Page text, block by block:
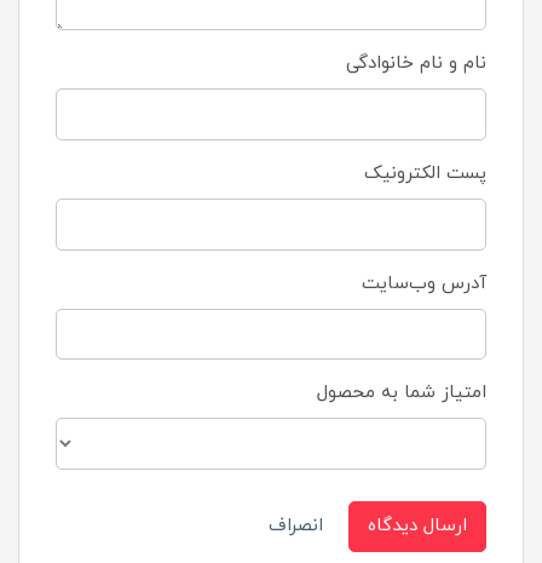
نام و نام خانوادگی
پست الکترونیک
آدرس وب‌سایت
امتیاز شما به محصول
ارسال دیدگاه انصراف